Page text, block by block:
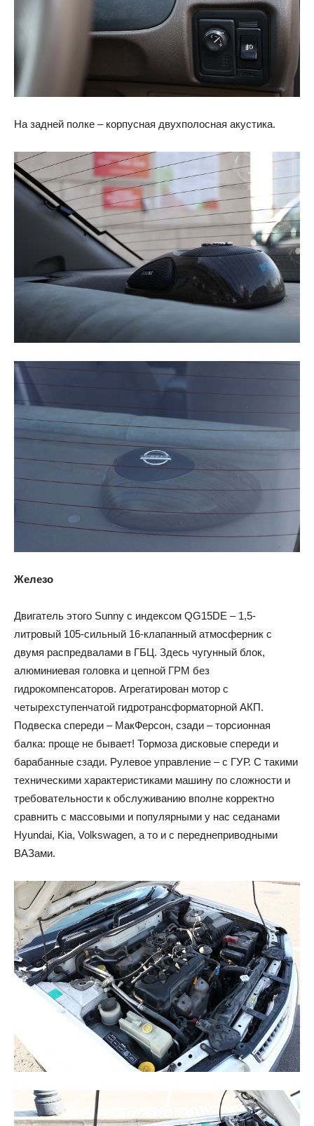
На задней полке – корпусная двухполосная акустика.
Железо
Двигатель этого Sunny с индексом QG15DE – 1,5-
литровый 105-сильный 16-клапанный атмосферник с
двумя распредвалами в ГБЦ. Здесь чугунный блок,
алюминиевая головка и цепной ГРМ без
гидрокомпенсаторов. Агрегатирован мотор с
четырехступенчатой гидротрансформаторной АКП.
Подвеска спереди – МакФерсон, сзади – торсионная
балка: проще не бывает! Тормоза дисковые спереди и
барабанные сзади. Рулевое управление – с ГУР. С такими
техническими характеристиками машину по сложности и
требовательности к обслуживанию вполне корректно
сравнить с массовыми и популярными у нас седанами
Hyundai, Kia, Volkswagen, а то и с переднеприводными
ВАЗами.